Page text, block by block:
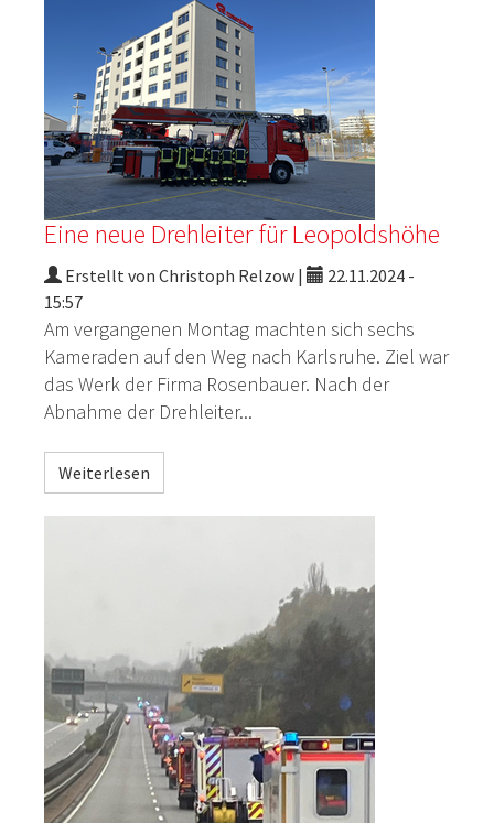
Eine neue Drehleiter für Leopoldshöhe
Erstellt von Christoph Relzow |
22.11.2024 -
15:57
Am vergangenen Montag machten sich sechs
Kameraden auf den Weg nach Karlsruhe. Ziel war
das Werk der Firma Rosenbauer. Nach der
Abnahme der Drehleiter...
Weiterlesen